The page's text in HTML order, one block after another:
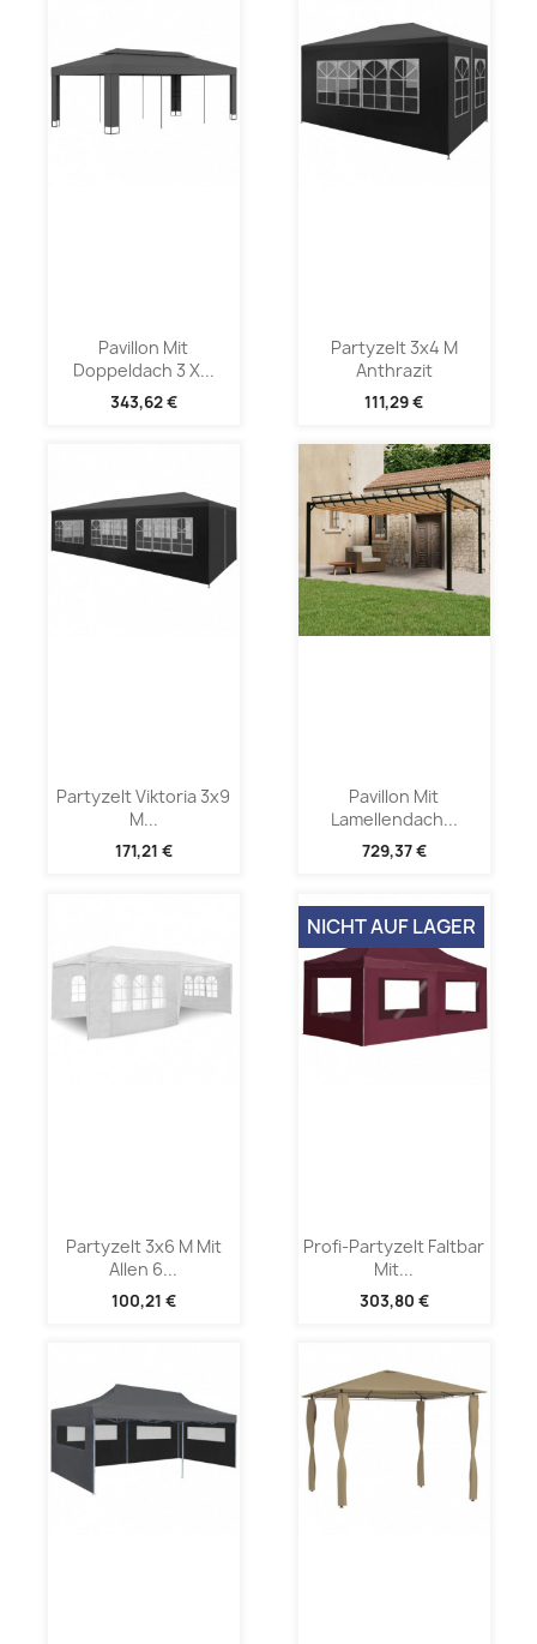
Pavillon Mit
Doppeldach 3 X...
343,62 €
Partyzelt 3x4 M
Anthrazit
111,29 €
Partyzelt Viktoria 3x9
M...
171,21 €
Pavillon Mit
Lamellendach...
729,37 €
Partyzelt 3x6 M Mit
Allen 6...
100,21 €
Profi-Partyzelt Faltbar
Mit...
303,80 €
NICHT AUF LAGER